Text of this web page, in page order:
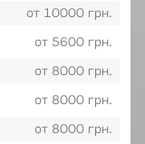
от 10000 грн.
от 5600 грн.
от 8000 грн.
от 8000 грн.
от 8000 грн.